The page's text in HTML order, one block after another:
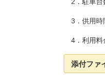
2．駐
3．供
4．利
添付ファ